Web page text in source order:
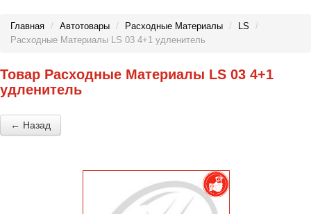
Главная / Автотовары / Расходные Материалы / LS
/
Расходные Материалы LS 03 4+1 удленитель
Товар Расходные Материалы LS 03 4+1
удленитель
← Назад